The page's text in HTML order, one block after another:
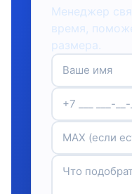
Менеджер
время,
размера.